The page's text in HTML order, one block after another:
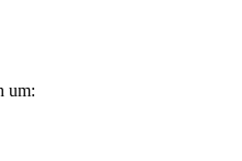
um: